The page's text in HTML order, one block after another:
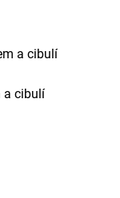
a cibulí